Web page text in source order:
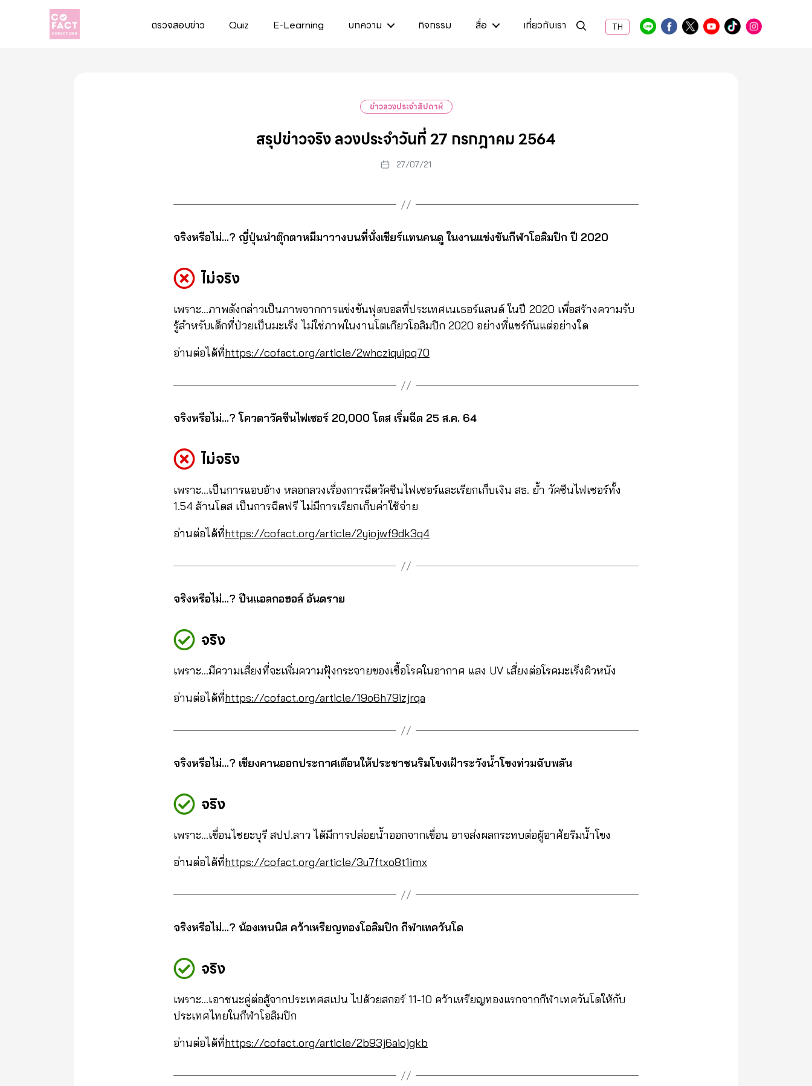
ตรวจสอบข่าว Quiz E-Learning บทความ กิจกรรม สื่อ เกี่ยวกับเรา TH
ข่าวลวงประจำสัปดาห์
สรุปข่าวจริง ลวงประจำวันที่ 27 กรกฎาคม 2564
27/07/21
จริงหรือไม่…? ญี่ปุ่นนำตุ๊กตาหมีมาวางบนที่นั่งเชียร์แทนคนดู ในงานแข่งขันกีฬาโอลิมปิก ปี 2020
ไม่จริง
เพราะ…ภาพดังกล่าวเป็นภาพจากการแข่งขันฟุตบอลที่ประเทศเนเธอร์แลนด์ ในปี 2020 เพื่อสร้างความรับ
รู้สำหรับเด็กที่ป่วยเป็นมะเร็ง ไม่ใช่ภาพในงานโตเกียวโอลิมปิก 2020 อย่างที่แชร์กันแต่อย่างใด
อ่านต่อได้ที่https://cofact.org/article/2whcziquipq70
จริงหรือไม่…? โควตาวัคซีนไฟเซอร์ 20,000 โดส เริ่มฉีด 25 ส.ค. 64
ไม่จริง
เพราะ…เป็นการแอบอ้าง หลอกลวงเรื่องการฉีดวัคซีนไฟเซอร์และเรียกเก็บเงิน สธ. ย้ำ วัคซีนไฟเซอร์ทั้ง
1.54 ล้านโดส เป็นการฉีดฟรี ไม่มีการเรียกเก็บค่าใช้จ่าย
อ่านต่อได้ที่https://cofact.org/article/2yiojwf9dk3q4
จริงหรือไม่…? ปืนแอลกอฮอล์ อันตราย
จริง
เพราะ…มีความเสี่ยงที่จะเพิ่มความฟุ้งกระจายของเชื้อโรคในอากาศ แสง UV เสี่ยงต่อโรคมะเร็งผิวหนัง
อ่านต่อได้ที่https://cofact.org/article/19o6h79izjrqa
จริงหรือไม่…? เชียงคานออกประกาศเตือนให้ประชาชนริมโขงเฝ้าระวังน้ำโขงท่วมฉับพลัน
จริง
เพราะ…เขื่อนไชยะบุรี สปป.ลาว ได้มีการปล่อยน้ำออกจากเขื่อน อาจส่งผลกระทบต่อผู้อาศัยริมน้ำโขง
อ่านต่อได้ที่https://cofact.org/article/3u7ftxo8t1imx
จริงหรือไม่…? น้องเทนนิส คว้าเหรียญทองโอลิมปิก กีฬาเทควันโด
จริง
เพราะ…เอาชนะคู่ต่อสู้จากประเทศสเปน ไปด้วยสกอร์ 11-10 คว้าเหรียญทองแรกจากกีฬาเทควันโดให้กับ
ประเทศไทยในกีฬาโอลิมปิก
อ่านต่อได้ที่https://cofact.org/article/2b93j6aiojgkb